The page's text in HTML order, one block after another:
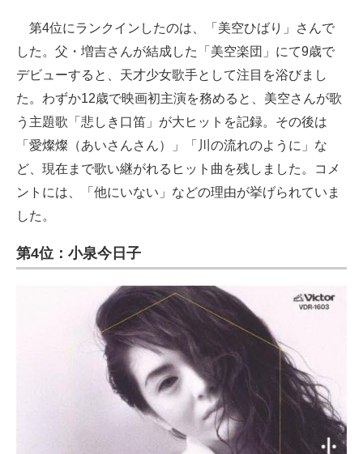
第4位にランクインしたのは、「美空ひばり」さんで
した。父・増吉さんが結成した「美空楽団」にて9歳で
デビューすると、天才少女歌手として注目を浴びまし
た。わずか12歳で映画初主演を務めると、美空さんが歌
う主題歌「悲しき口笛」が大ヒットを記録。その後は
「愛燦燦（あいさんさん）」「川の流れのように」な
ど、現在まで歌い継がれるヒット曲を残しました。コメ
ントには、「他にいない」などの理由が挙げられていま
した。
第4位：小泉今日子